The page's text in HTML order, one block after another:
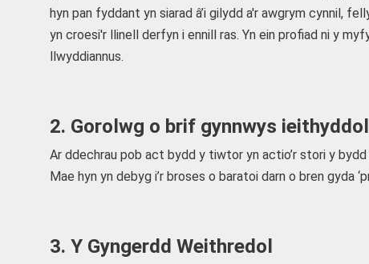
hyn pan fyddant yn siarad â’i gilydd a'r awgrym cynnil,
yn croesi'r llinell derfyn i ennill ras. Yn ein profiad ni y
llwyddiannus.
2. Gorolwg o brif gynnwys
Ar ddechrau pob act bydd y tiwtor yn actio’r stori y
Mae hyn yn debyg i’r broses o baratoi darn o bren gyda
3. Y Gyngerdd Weithredol